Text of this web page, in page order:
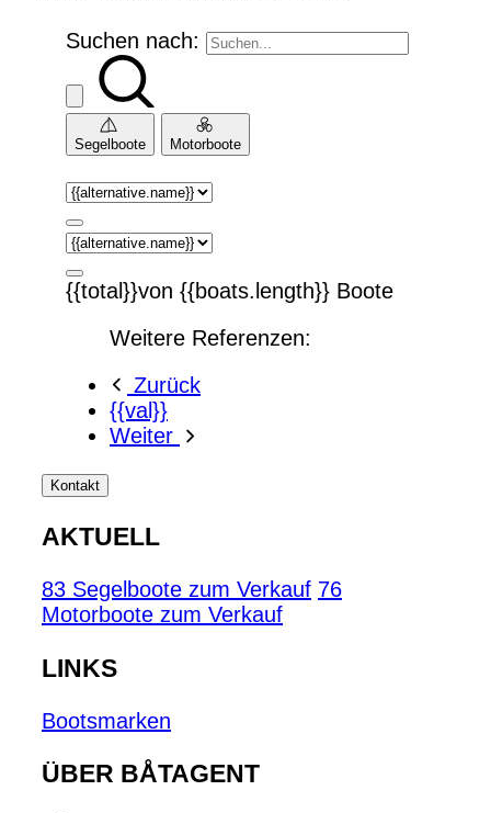
Suchen nach:
Segelboote Motorboote
{{total}}von {{boats.length}} Boote
Weitere Referenzen:
Zurück
{{val}}
Weiter
Kontakt
AKTUELL
83 Segelboote zum Verkauf 76
Motorboote zum Verkauf
LINKS
Bootsmarken
ÜBER BÅTAGENT